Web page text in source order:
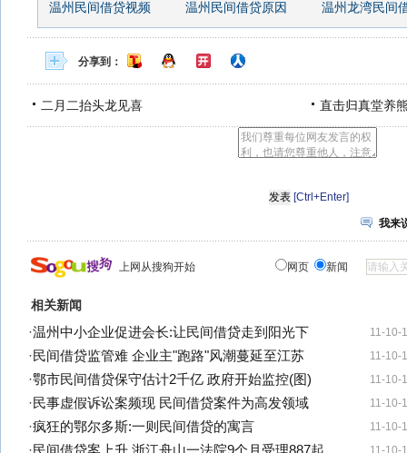
温州民间借贷视频
温州民间借贷原因 温州龙湾民间
分享到：
二月二抬头龙见喜 直击归真堂养
[Ctrl+Enter]
我来
上网从搜狗开始 网页 新闻
相关新闻
11-10-
·温州中小企业促进会长:让民间借贷走到阳光下
11-10-
·民间借贷监管难 企业主"跑路"风潮蔓延至江苏
11-10-
·鄂市民间借贷保守估计2千亿 政府开始监控(图)
11-10-
·民事虚假诉讼案频现 民间借贷案件为高发领域
11-10-
·疯狂的鄂尔多斯:一则民间借贷的寓言
11-10-